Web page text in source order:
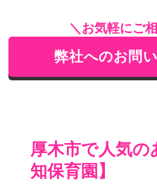
＼お気軽にご
弊社へのお問
厚木市で人気の
知保育園】